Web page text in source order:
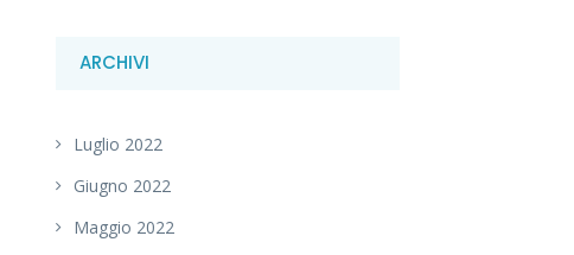
ARCHIVI
Luglio 2022
Giugno 2022
Maggio 2022